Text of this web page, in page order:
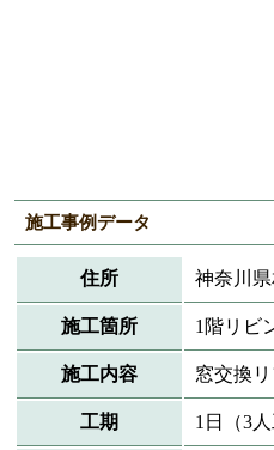
施工事例データ
住所 神奈川
施工箇所 1階リビ
施工内容 窓交換
工期 1日（3人